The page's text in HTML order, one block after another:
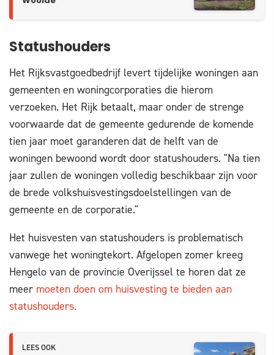
Statushouders
Het Rijksvastgoedbedrijf levert tijdelijke woningen aan
gemeenten en woningcorporaties die hierom
verzoeken. Het Rijk betaalt, maar onder de strenge
voorwaarde dat de gemeente gedurende de komende
tien jaar moet garanderen dat de helft van de
woningen bewoond wordt door statushouders. "Na tien
jaar zullen de woningen volledig beschikbaar zijn voor
de brede volkshuisvestingsdoelstellingen van de
gemeente en de corporatie."
Het huisvesten van statushouders is problematisch
vanwege het woningtekort. Afgelopen zomer kreeg
Hengelo van de provincie Overijssel te horen dat ze
meer moeten doen om huisvesting te bieden aan
statushouders.
LEES OOK